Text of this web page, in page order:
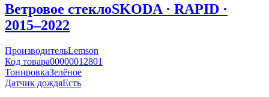
Ветровое стеклоSKODA · RAPID ·
2015–2022
ПроизводительLemson
Код товара00000012801
ТонировкаЗелёное
Датчик дождяЕсть